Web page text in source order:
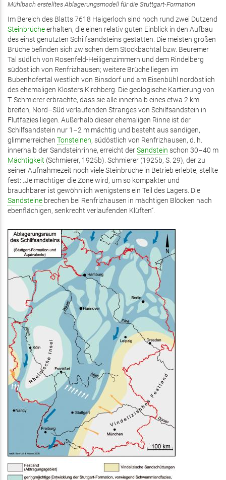
Mühlbach erstelltes Ablagerungsmodell für die Stuttgart-Formation
Im Bereich des Blatts 7618 Haigerloch sind noch rund zwei Dutzend
Steinbrücheerhalten, die einen relativ guten Einblick in den Aufbau
des einst genutzten Schilfsandsteins gestatten. Die meisten großen
Brüche befinden sich zwischen dem Stockbachtal bzw. Beuremer
Tal südlich von Rosenfeld-Heiligenzimmern und dem Rindelberg
südöstlich von Renfrizhausen; weitere Brüche liegen im
Bubenhofertal westlich von Binsdorf und am Eisenbühl nordöstlich
des ehemaligen Klosters Kirchberg. Die geologische Kartierung von
T. Schmierer erbrachte, dass sie alle innerhalb eines etwa 2 km
breiten, Nord–Süd verlaufenden Stranges von Schilfsandstein in
Flutfazies liegen. Außerhalb dieser ehemaligen Rinne ist der
Schilfsandstein nur 1–2 m mächtig und besteht aus sandigen,
glimmerreichen Tonsteinen, südöstlich von Ren­frizhausen, d. h.
innerhalb der Sandsteinrinne, erreicht derSandstein schon 30–40 m
Mächtigkeit (Schmierer, 1925b). Schmierer (1925b, S. 29), der zu
seiner Aufnahmezeit noch viele Steinbrüche in Betrieb erlebte, stellte
fest: „Je mächtiger die Zone wird, um so kompakter und
brauchbarer ist gewöhnlich wenigstens ein Teil des Lagers. Die
Sandsteine brechen bei Renfrizhausen in mächtigen Blöcken nach
ebenflächigen, senkrecht verlaufenden Klüften“.